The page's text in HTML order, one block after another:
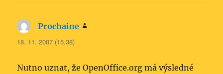
Prochaine
18. 11. 2007 (15.38)
Nutno uznat, že OpenOffice.org má výsledné